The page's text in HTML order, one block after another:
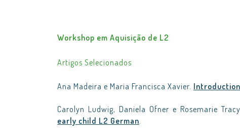
Workshop em Aquisição de L2
Artigos Selecionados
Ana Madeira e Maria Francisca Xavier. Introduction
Carolyn Ludwig, Daniela Ofner e Rosemarie
early child L2 German.